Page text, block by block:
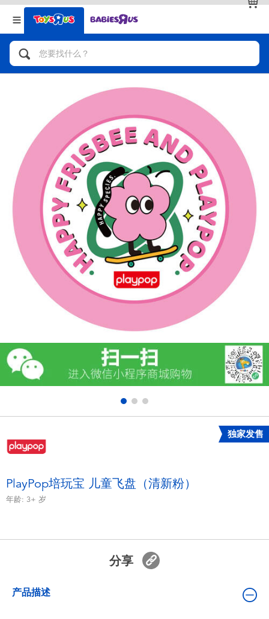
返回
分类目录
人气英雄，角色扮演，射击玩具
自行车，滑板车，骑乘车
拼砌组合及乐高LEGO
玩具车，货车，火车及遥控系列
手工艺，文具，蜡笔，泥胶，画板
娃娃，芭比，收藏公仔
电子玩具
游戏及拼图系列
益智学习玩具
户外及运动产品
模仿，化妆及造型系列
毛绒公仔玩具
返回
品牌
查看全部
独家发售
PlayPop培玩宝 儿童飞盘（清新粉）
年龄: 3+ 岁
分享
产品描述